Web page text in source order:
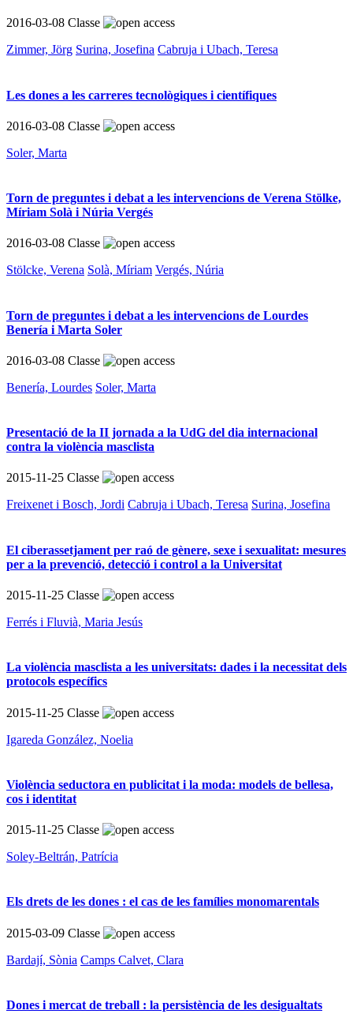
2016-03-08 Classe
Zimmer, Jörg Surina, Josefina Cabruja i Ubach, Teresa
Les dones a les carreres tecnològiques i científiques
2016-03-08 Classe
Soler, Marta
Torn de preguntes i debat a les intervencions de Verena Stölke,
Míriam Solà i Núria Vergés
2016-03-08 Classe
Stölcke, Verena Solà, Míriam Vergés, Núria
Torn de preguntes i debat a les intervencions de Lourdes
Benería i Marta Soler
2016-03-08 Classe
Benería, Lourdes Soler, Marta
Presentació de la II jornada a la UdG del dia internacional
contra la violència masclista
2015-11-25 Classe
Freixenet i Bosch, Jordi Cabruja i Ubach, Teresa Surina, Josefina
El ciberassetjament per raó de gènere, sexe i sexualitat: mesures
per a la prevenció, detecció i control a la Universitat
2015-11-25 Classe
Ferrés i Fluvià, Maria Jesús
La violència masclista a les universitats: dades i la necessitat dels
protocols específics
2015-11-25 Classe
Igareda González, Noelia
Violència seductora en publicitat i la moda: models de bellesa,
cos i identitat
2015-11-25 Classe
Soley-Beltrán, Patrícia
Els drets de les dones : el cas de les famílies monomarentals
2015-03-09 Classe
Bardají, Sònia Camps Calvet, Clara
Dones i mercat de treball : la persistència de les desigualtats